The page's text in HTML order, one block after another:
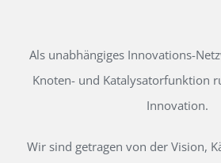
Als unabhängiges Innovations-
Knoten- und Katalysatorfunktion
Innovation.
Wir sind getragen von der Vision,